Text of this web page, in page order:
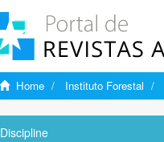
Home Instituto Forestal
Discipline